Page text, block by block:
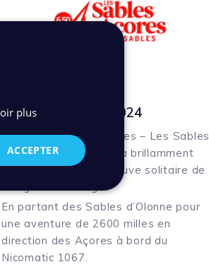
SAS 2024
Les Sables –Les Açores – Les Sables
(SAS).Caroline Boule
a brillamment
relevé le défi de l’épreuve solitaire de
En partant des Sables d’Olonne pour
une aventure de 2600 milles en
direction des Açores à bord du
Nicomatic 1067.
plus
ACCEPTER